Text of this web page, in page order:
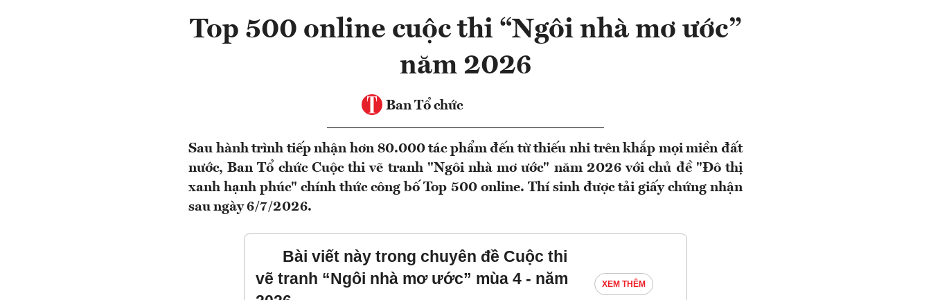
Top 500 online cuộc thi “Ngôi nhà mơ ước”
năm 2026
Ban Tổ chức
Sau hành trình tiếp nhận hơn 80.000 tác phẩm đến từ thiếu nhi trên khắp mọi miền đất
nước, Ban Tổ chức Cuộc thi vẽ tranh "Ngôi nhà mơ ước" năm 2026 với chủ đề "Đô thị
xanh hạnh phúc" chính thức công bố Top 500 online. Thí sinh được tải giấy chứng nhận
sau ngày 6/7/2026.
Bài viết này trong chuyên đề Cuộc thi
vẽ tranh “Ngôi nhà mơ ước” mùa 4 - năm
XEM THÊM